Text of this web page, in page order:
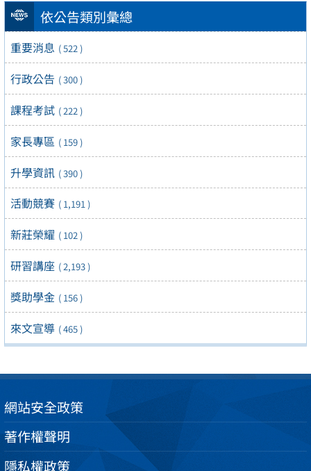
依公告類別彙總
重要消息 ( 522 )
行政公告 ( 300 )
課程考試 ( 222 )
家長專區 ( 159 )
升學資訊 ( 390 )
活動競賽 ( 1,191 )
新莊榮耀 ( 102 )
研習講座 ( 2,193 )
獎助學金 ( 156 )
來文宣導 ( 465 )
網站安全政策
著作權聲明
隱私權政策